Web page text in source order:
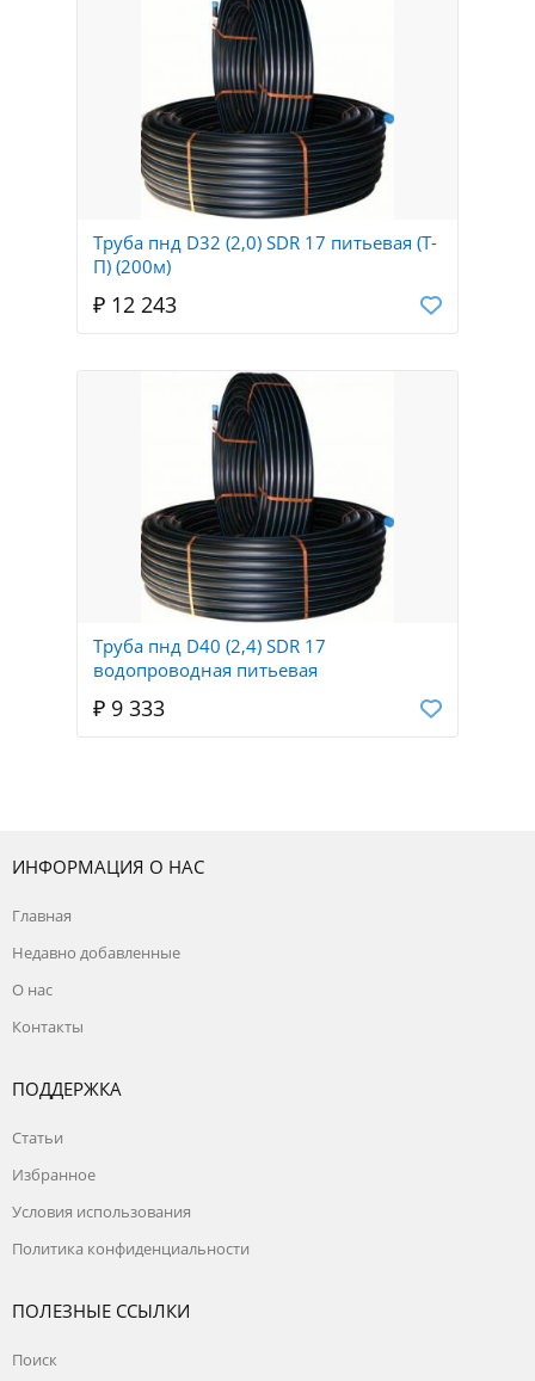
Труба пнд D32 (2,0) SDR 17 питьевая (Т-
П) (200м)
₽ 12 243
Труба пнд D40 (2,4) SDR 17
водопроводная питьевая
₽ 9 333
ИНФОРМАЦИЯ О НАС
Главная
Недавно добавленные
О нас
Контакты
ПОДДЕРЖКА
Статьи
Избранное
Условия использования
Политика конфиденциальности
ПОЛЕЗНЫЕ ССЫЛКИ
Поиск